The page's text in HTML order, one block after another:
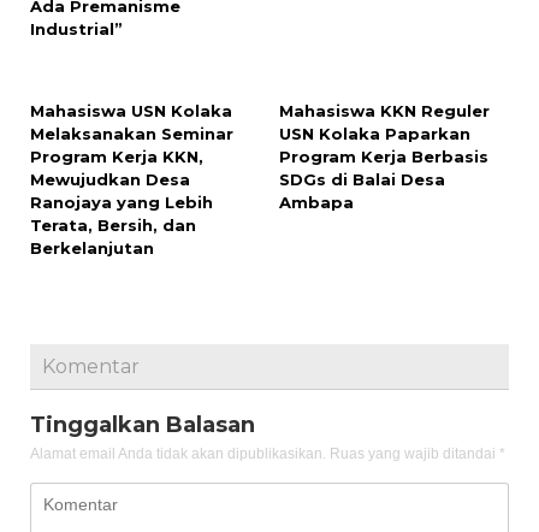
Ada Premanisme
Industrial”
Mahasiswa USN Kolaka
Melaksanakan Seminar
Program Kerja KKN,
Mewujudkan Desa
Ranojaya yang Lebih
Terata, Bersih, dan
Berkelanjutan
Mahasiswa KKN Reguler
USN Kolaka Paparkan
Program Kerja Berbasis
SDGs di Balai Desa
Ambapa
Komentar
Tinggalkan Balasan
Alamat email Anda tidak akan dipublikasikan. Ruas yang wajib ditandai *